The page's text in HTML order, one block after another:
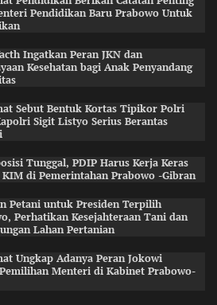
Pendidikan Baru Prabowo Untuk
Ingatkan Peran JKN dan
Kesehatan bagi Anak Penyandang
Sebut Bentuk Kortas Tipikor Polri
Sigit Listyo Serius Berantas
Tunggal, PDIP Harus Kerja Keras
di Pemerintahan Prabowo -Gibran
Petani untuk Presiden Terpilih
Perhatikan Kesejahteraan Tani dan
Lahan Pertanian
Ungkap Adanya Peran Jokowi
Menteri di Kabinet Prabowo-